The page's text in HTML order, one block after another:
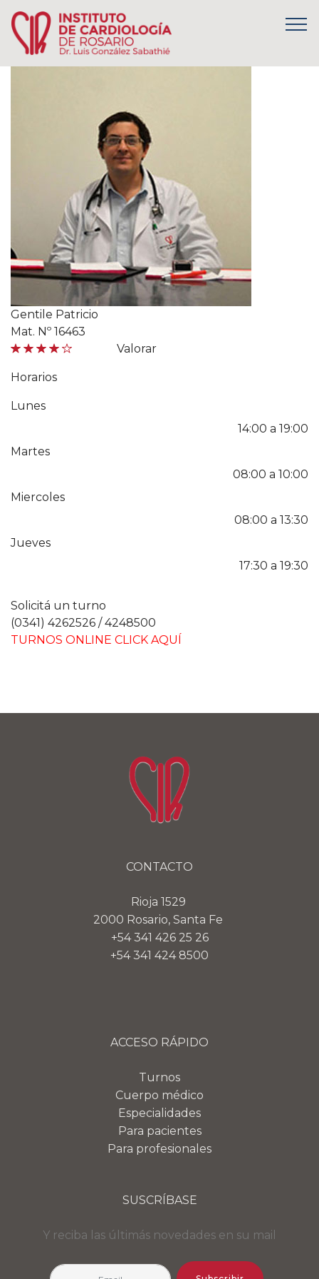
Gentile Patricio
Mat. Nº 16463
Valorar
Horarios
Lunes
14:00 a 19:00
Martes
08:00 a 10:00
Miercoles
08:00 a 13:30
Jueves
17:30 a 19:30
Solicitá un turno
(0341) 4262526 / 4248500
TURNOS ONLINE CLICK AQUÍ
CONTACTO
Rioja 1529
2000 Rosario, Santa Fe
+54 341 426 25 26
+54 341 424 8500
ACCESO RÁPIDO
Turnos
Cuerpo médico
Especialidades
Para pacientes
Para profesionales
SUSCRÍBASE
Y reciba las últimás novedades en su mail